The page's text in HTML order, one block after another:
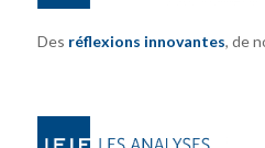
Des réflexions innovantes, de